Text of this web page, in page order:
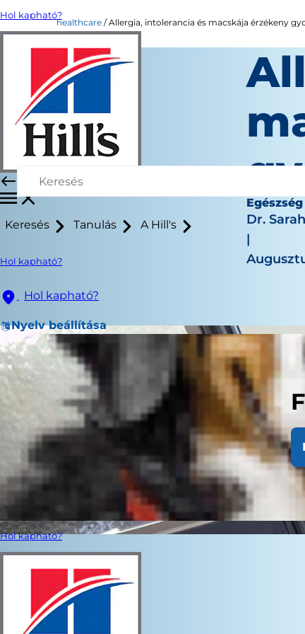
Hol kapható?
Keresés Tanulás A Hill's
Hol kapható?
Hol kapható?
Nyelv beállítása
Hol kapható?
healthcare Allergia, intolerancia és macskája érzékeny
Egészség
Dr.
|